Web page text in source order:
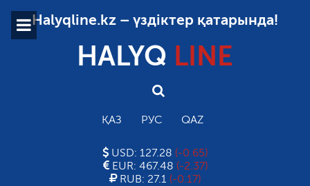
Halyqline.kz – үздіктер қатарында!
HALYQ LINE
ҚАЗ РУС QAZ
USD: 127.28 (-0.65)
EUR: 467.48 (-2.37)
RUB: 27.1 (-0.17)